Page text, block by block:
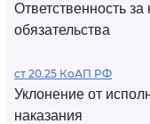
Ответственность
обязательства
ст 20.25 КоАП РФ
Уклонение от
наказания